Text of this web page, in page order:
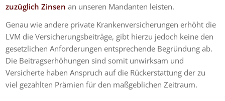
zuzüglich Zinsen an unseren Mandanten leisten.
Genau wie andere private Krankenversicherungen erhöht die
LVM die Versicherungsbeiträge, gibt hierzu jedoch keine den
gesetzlichen Anforderungen entsprechende Begründung ab.
Die Beitragserhöhungen sind somit unwirksam und
Versicherte haben Anspruch auf die Rückerstattung der zu
viel gezahlten Prämien für den maßgeblichen Zeitraum.